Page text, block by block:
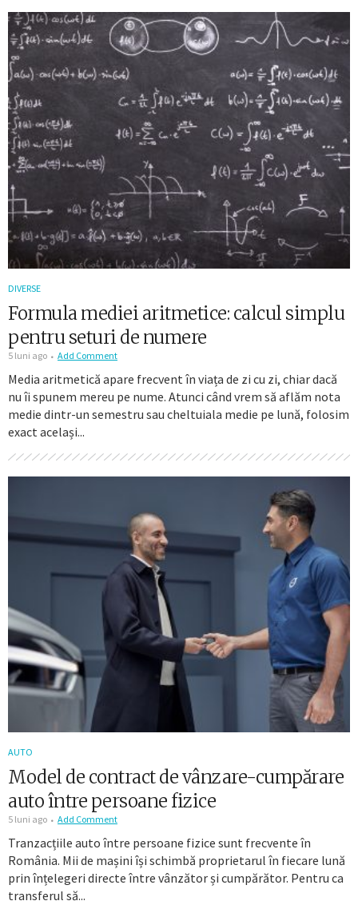
DIVERSE
Formula mediei aritmetice: calcul simplu
pentru seturi de numere
5 luni ago Add Comment
Media aritmetică apare frecvent în viața de zi cu zi, chiar dacă
nu îi spunem mereu pe nume. Atunci când vrem să aflăm nota
medie dintr-un semestru sau cheltuiala medie pe lună, folosim
exact același...
AUTO
Model de contract de vânzare-cumpărare
auto între persoane fizice
5 luni ago Add Comment
Tranzacțiile auto între persoane fizice sunt frecvente în
România. Mii de mașini își schimbă proprietarul în fiecare lună
prin înțelegeri directe între vânzător și cumpărător. Pentru ca
transferul să...